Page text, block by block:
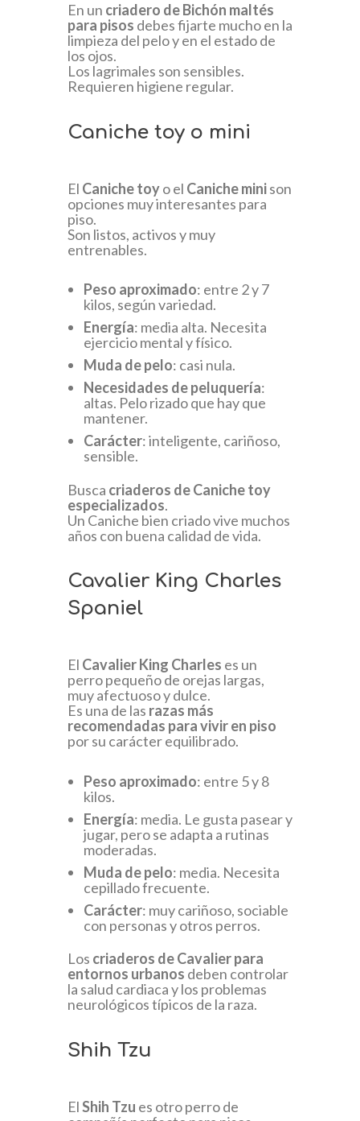
En un criadero de Bichón maltés
para pisos debes fijarte mucho en la
limpieza del pelo y en el estado de
los ojos.
Los lagrimales son sensibles.
Requieren higiene regular.
Caniche toy o mini
El Caniche toyo el Caniche minison
opciones muy interesantes para
piso.
Son listos, activos y muy
entrenables.
Peso aproximado: entre 2 y 7
kilos, según variedad.
Energía: media alta. Necesita
ejercicio mental y físico.
Muda de pelo: casi nula.
Necesidades de peluquería:
altas. Pelo rizado que hay que
mantener.
Carácter: inteligente, cariñoso,
sensible.
Busca criaderos de Caniche toy
especializados.
Un Caniche bien criado vive muchos
años con buena calidad de vida.
Cavalier King Charles
Spaniel
El Cavalier King Charles es un
perro pequeño de orejas largas,
muy afectuoso y dulce.
Es una de las razas más
recomendadas para vivir en piso
por su carácter equilibrado.
Peso aproximado: entre 5 y 8
kilos.
Energía: media. Le gusta pasear y
jugar, pero se adapta a rutinas
moderadas.
Muda de pelo: media. Necesita
cepillado frecuente.
Carácter: muy cariñoso, sociable
con personas y otros perros.
Los criaderos de Cavalier para
entornos urbanos deben controlar
la salud cardiaca y los problemas
neurológicos típicos de la raza.
Shih Tzu
ElShih Tzu es otro perro de